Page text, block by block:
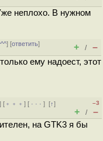
неплохо. В нужном
] [ответить]
+ / –
ему надоест, этот
] [ ﹢﹢﹢] [ · · ·][↑]
–3
+ / –
на GTK3 я бы